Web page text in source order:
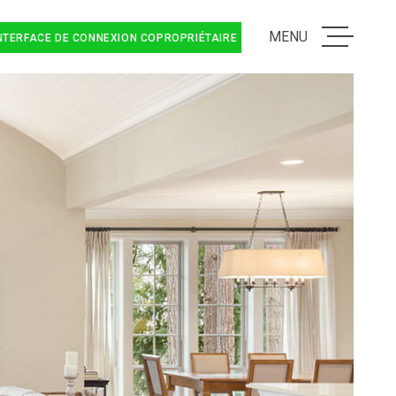
VENTES
ESTIMATION
LOCATIONS
SYNDIC
MENU
DE CONNEXION COPROPRIÉTAIRE